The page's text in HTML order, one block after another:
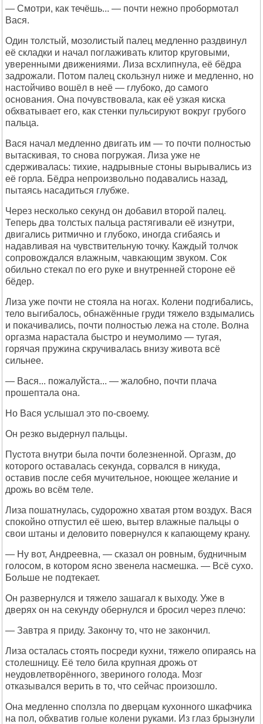
— Смотри, как течёшь... — почти нежно пробормотал
Вася.
Один толстый, мозолистый палец медленно раздвинул
её складки и начал поглаживать клитор круговыми,
уверенными движениями. Лиза всхлипнула, её бёдра
задрожали. Потом палец скользнул ниже и медленно, но
настойчиво вошёл в неё — глубоко, до самого
основания. Она почувствовала, как её узкая киска
обхватывает его, как стенки пульсируют вокруг грубого
пальца.
Вася начал медленно двигать им — то почти полностью
вытаскивая, то снова погружая. Лиза уже не
сдерживалась: тихие, надрывные стоны вырывались из
её горла. Бёдра непроизвольно подавались назад,
пытаясь насадиться глубже.
Через несколько секунд он добавил второй палец.
Теперь два толстых пальца растягивали её изнутри,
двигались ритмично и глубоко, иногда сгибаясь и
надавливая на чувствительную точку. Каждый толчок
сопровождался влажным, чавкающим звуком. Сок
обильно стекал по его руке и внутренней стороне её
бёдер.
Лиза уже почти не стояла на ногах. Колени подгибались,
тело выгибалось, обнажённые груди тяжело вздымались
и покачивались, почти полностью лежа на столе. Волна
оргазма нарастала быстро и неумолимо — тугая,
горячая пружина скручивалась внизу живота всё
сильнее.
— Вася... пожалуйста... — жалобно, почти плача
прошептала она.
Но Вася услышал это по-своему.
Он резко выдернул пальцы.
Пустота внутри была почти болезненной. Оргазм, до
которого оставалась секунда, сорвался в никуда,
оставив после себя мучительное, ноющее желание и
дрожь во всём теле.
Лиза пошатнулась, судорожно хватая ртом воздух. Вася
спокойно отпустил её шею, вытер влажные пальцы о
свои штаны и деловито повернулся к капающему крану.
— Ну вот, Андреевна, — сказал он ровным, будничным
голосом, в котором ясно звенела насмешка. — Всё сухо.
Больше не подтекает.
Он развернулся и тяжело зашагал к выходу. Уже в
дверях он на секунду обернулся и бросил через плечо:
— Завтра я приду. Закончу то, что не закончил.
Лиза осталась стоять посреди кухни, тяжело опираясь на
столешницу. Её тело била крупная дрожь от
неудовлетворённого, звериного голода. Мозг
отказывался верить в то, что сейчас произошло.
Она медленно сползла по дверцам кухонного шкафчика
на пол, обхватив голые колени руками. Из глаз брызнули